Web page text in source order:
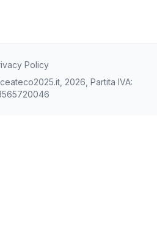
Policy
2026, Partita IVA: